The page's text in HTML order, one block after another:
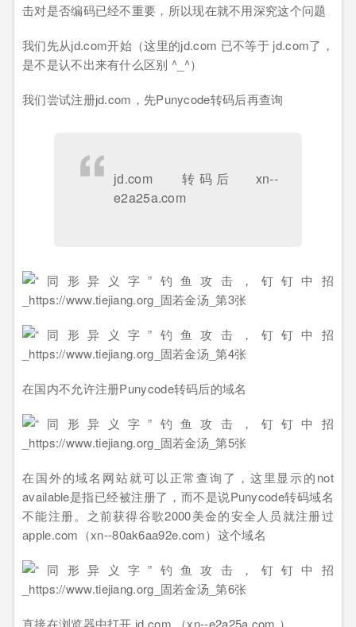
击对是否编码已经不重要，所以现在就不用深究这个问题
我们先从јԁ.com开始（这里的јԁ.com 已不等于 jd.com了，
是不是认不出来有什么区别 ^_^）
我们尝试注册јԁ.com，先Punycode转码后再查询
јԁ.com 转码后 xn--
e2a25a.com
在国内不允许注册Punycode转码后的域名
在国外的域名网站就可以正常查询了，这里显示的not
available是指已经被注册了，而不是说Punycode转码域名
不能注册。之前获得谷歌2000美金的安全人员就注册过
аррӏе.com（xn--80ak6aa92e.com）这个域名
直接在浏览器中打开 јԁ.com （xn--e2a25a.com ）